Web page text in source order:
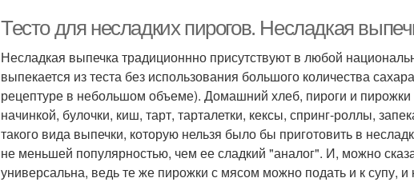
Тесто для несладких пирогов. Несладкая
Несладкая выпечка традиционнно присутствуют в любой
выпекается из теста без использования большого количества
рецептуре в небольшом объеме). Домашний хлеб, пироги и
начинкой, булочки, киш, тарт, тарталетки, кексы, спринг-роллы,
такого вида выпечки, которую нельзя было бы приготовить в
не меньшей популярностью, чем ее сладкий "аналог". И, можно
универсальна, ведь те же пирожки с мясом можно подать и к супу, и